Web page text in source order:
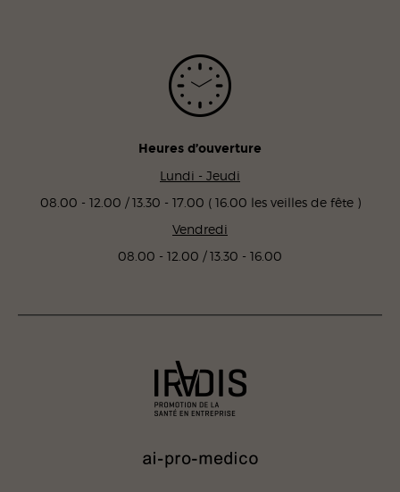
Heures d’ouverture
Lundi - Jeudi
08.00 - 12.00 / 13.30 - 17.00 ( 16.00 les veilles de fête )
Vendredi
08.00 - 12.00 / 13.30 - 16.00